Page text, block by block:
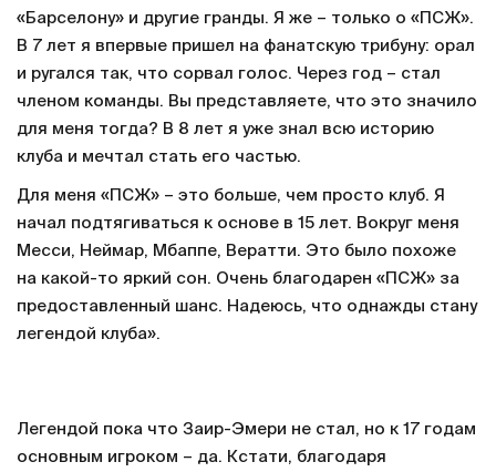
«Барселону» и другие гранды. Я же – только о «ПСЖ».
В 7 лет я впервые пришел на фанатскую трибуну: орал
и ругался так, что сорвал голос. Через год – стал
членом команды. Вы представляете, что это значило
для меня тогда? В 8 лет я уже знал всю историю
клуба и мечтал стать его частью.
Для меня «ПСЖ» – это больше, чем просто клуб. Я
начал подтягиваться к основе в 15 лет. Вокруг меня
Месси, Неймар, Мбаппе, Вератти. Это было похоже
на какой-то яркий сон. Очень благодарен «ПСЖ» за
предоставленный шанс. Надеюсь, что однажды стану
легендой клуба».
Легендой пока что Заир-Эмери не стал, но к 17 годам
основным игроком – да. Кстати, благодаря